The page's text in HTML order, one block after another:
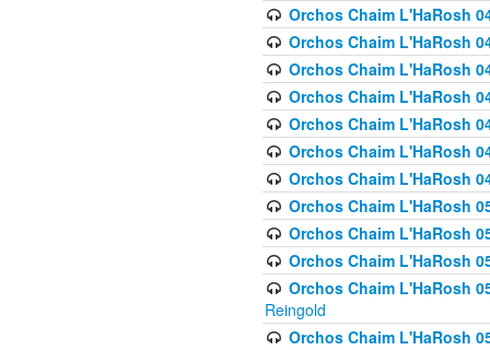
Orchos Chaim L'HaRosh
Orchos Chaim L'HaRosh
Orchos Chaim L'HaRosh
Orchos Chaim L'HaRosh
Orchos Chaim L'HaRosh
Orchos Chaim L'HaRosh
Orchos Chaim L'HaRosh
Orchos Chaim L'HaRosh
Orchos Chaim L'HaRosh
Orchos Chaim L'HaRosh
Orchos Chaim L'HaRosh
Reingold
Orchos Chaim L'HaRosh